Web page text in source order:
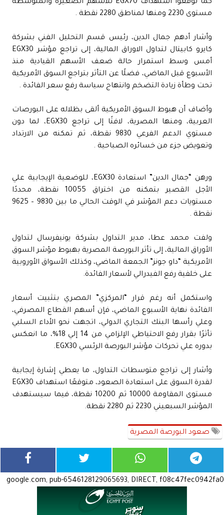
كما توقعوا استهداف EGX70 للأسهم الصغيرة والمتوسطة
مستوى 2230 ومنها لمناطق 2280 نقطة .
وأشار أدهم جمال الدين، رئيس قسم التحليل الفني بشركة
كايرو كابيتال لتداول الاوراق المالية، إلى تراجع مؤشر EGX30
أمس وسط استمرار حالة ضعف الأسهم القيادية منذ
الأسبوع قبل الماضي، فضلًا عن التأثر بتراجع السوق الأمريكية
تحت وطأة زيادة التضخم وانتهاج سياسة رفع سعر الفائدة .
وأضاف أن هبوط السوق الأمريكية ألقى بظلاله على البورصات
العربية، ومنها المصرية، لافتًا إلى تراجع EGX30، لما دون
مستوي الدعم الفرعي 9830 نقطة، ثم تمكنه من الارتداد
وتعويض جزء من خسائره الصباحية .
ورهن “جمال الدين” استعادة EGX30، للوضعية الإيجابية علي
الأجل القصير بتمكنه من اختراق 10055 نقطة، محددًا
مستويات دعم المؤشر في الوقت الحالي ما بين 9830 – 9625
نقطة .
ولفت محمد عطا، مدير التداول بشركة يونيفرسال لتداول
الأوراق المالية، إلى تأثر البورصة المصرية بهبوط مؤشر السوق
الأمريكية “داو جونز” الجمعة الماضي، وكذلك الأسواق الأوروبية
على خلفية رفع الفيدرالي لأسعار الفائدة.
واستكمل أنه رغم قرار “المركزي” المصري بتثبيت أسعار
الفائدة نهاية الأسبوع الماضي، فإن أسهم القطاع المصرفي،
وعلي رأسها البنك التجاري الدولي، اتجهت نحو الأداء السلبي
تأثرًا بقرار رفع الاحتياطي الإلزامي من 14 إلي 18%، ما انعكس
بدوره علي تحركات مؤشر البورصة الرئسي EGX30.
وأشار إلى تراجع متوسطات التداول، ما يعطي إشارة إيجابية
لقدرة السوق على استعادة الصعود، متوقعًا استهداف EGX30
مستوى المقاومة 10000 ثم 10200 نقطة، فيما سيستهدف
المؤشر السبعيني 2230 ثم 2280 نقطة.
صعود البورصة المصرية
google.com, pub-6546128129065693, DIRECT, f08c47fec0942fa0